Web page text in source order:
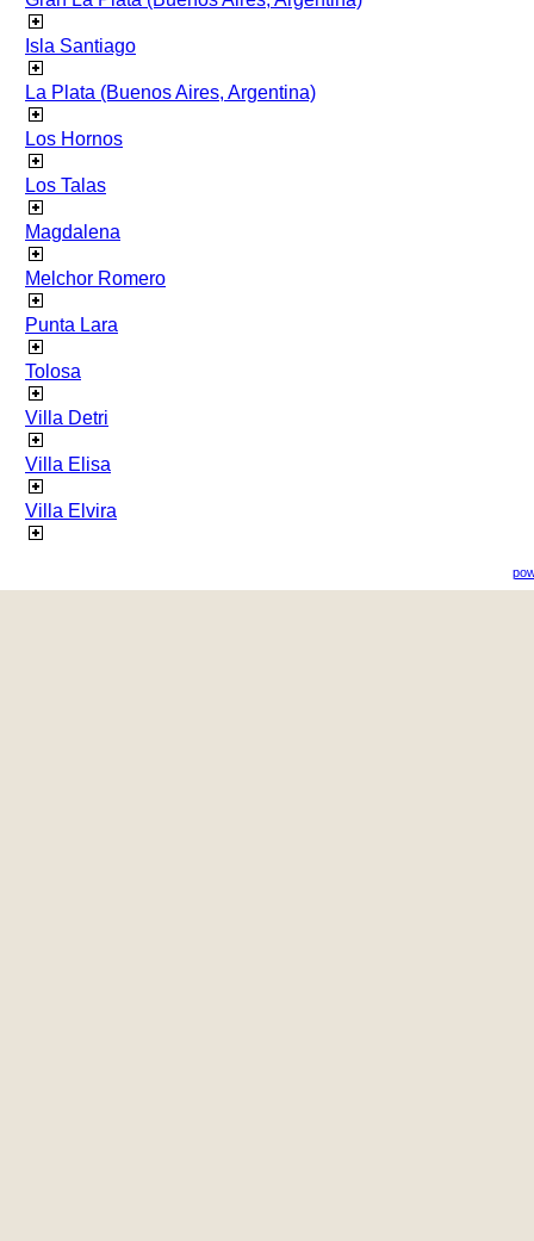
Isla Santiago
La Plata (Buenos Aires, Argentina)
Los Hornos
Los Talas
Magdalena
Melchor Romero
Punta Lara
Tolosa
Villa Detri
Villa Elisa
Villa Elvira